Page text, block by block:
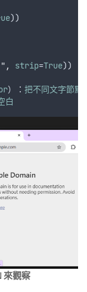
))
" , strip=True))
）： 把不同文字節點
白
來觀察